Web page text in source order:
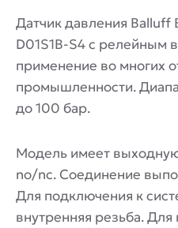
Датчик давления Balluff
D01S1B-S4 с релейным
применение во многих
промышленности.
до 100 бар.
Модель имеет
no/nc. Соединение
Для подключения к
внутренняя резьба.